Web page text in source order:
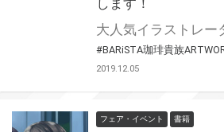
#BARiSTA珈琲貴族
2019.12.05
フェア・イベント 書籍